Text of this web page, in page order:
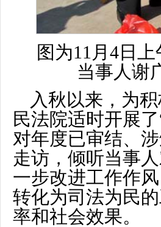
图为11 月 4日上
当事人谢
入秋以来，为
民法院适时开展
对年度已审结、
走访，倾听当事
一步改进工作作
转化为司法为民
率和社会效果。